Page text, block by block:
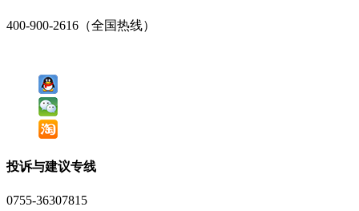
400-900-2616（全国热线）
投诉与建议专线
0755-36307815